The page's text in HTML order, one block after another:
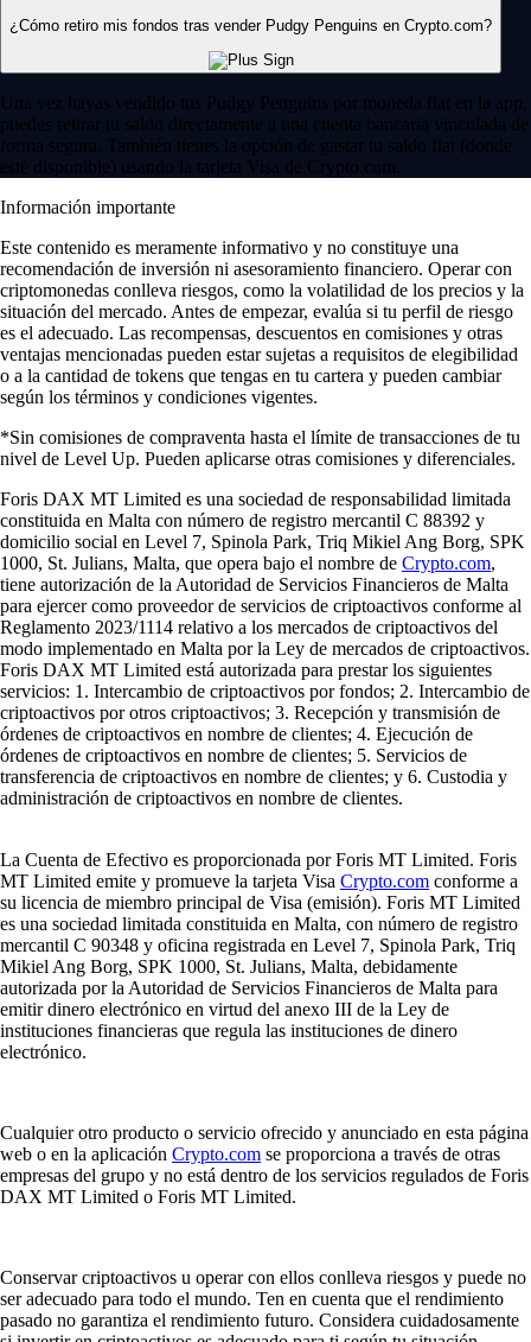
¿Cómo retiro mis fondos tras vender Pudgy Penguins en Crypto.com?
Una vez hayas vendido tus Pudgy Penguins por moneda fiat en la app,
puedes retirar tu saldo directamente a una cuenta bancaria vinculada de
forma segura. También tienes la opción de gastar tu saldo fiat (donde
esté disponible) usando la tarjeta Visa de Crypto.com.
Información importante
Este contenido es meramente informativo y no constituye una
recomendación de inversión ni asesoramiento financiero. Operar con
criptomonedas conlleva riesgos, como la volatilidad de los precios y la
situación del mercado. Antes de empezar, evalúa si tu perfil de riesgo
es el adecuado. Las recompensas, descuentos en comisiones y otras
ventajas mencionadas pueden estar sujetas a requisitos de elegibilidad
o a la cantidad de tokens que tengas en tu cartera y pueden cambiar
según los términos y condiciones vigentes.
*Sin comisiones de compraventa hasta el límite de transacciones de tu
nivel de Level Up. Pueden aplicarse otras comisiones y diferenciales.
Foris DAX MT Limited es una sociedad de responsabilidad limitada
constituida en Malta con número de registro mercantil C 88392 y
domicilio social en Level 7, Spinola Park, Triq Mikiel Ang Borg, SPK
1000, St. Julians, Malta, que opera bajo el nombre de Crypto.com,
tiene autorización de la Autoridad de Servicios Financieros de Malta
para ejercer como proveedor de servicios de criptoactivos conforme al
Reglamento 2023/1114 relativo a los mercados de criptoactivos del
modo implementado en Malta por la Ley de mercados de criptoactivos.
Foris DAX MT Limited está autorizada para prestar los siguientes
servicios: 1. Intercambio de criptoactivos por fondos; 2. Intercambio de
criptoactivos por otros criptoactivos; 3. Recepción y transmisión de
órdenes de criptoactivos en nombre de clientes; 4. Ejecución de
órdenes de criptoactivos en nombre de clientes; 5. Servicios de
transferencia de criptoactivos en nombre de clientes; y 6. Custodia y
administración de criptoactivos en nombre de clientes.
La Cuenta de Efectivo es proporcionada por Foris MT Limited. Foris
MT Limited emite y promueve la tarjeta Visa Crypto.com conforme a
su licencia de miembro principal de Visa (emisión). Foris MT Limited
es una sociedad limitada constituida en Malta, con número de registro
mercantil C 90348 y oficina registrada en Level 7, Spinola Park, Triq
Mikiel Ang Borg, SPK 1000, St. Julians, Malta, debidamente
autorizada por la Autoridad de Servicios Financieros de Malta para
emitir dinero electrónico en virtud del anexo III de la Ley de
instituciones financieras que regula las instituciones de dinero
electrónico.
Cualquier otro producto o servicio ofrecido y anunciado en esta página
web o en la aplicación Crypto.com se proporciona a través de otras
empresas del grupo y no está dentro de los servicios regulados de Foris
DAX MT Limited o Foris MT Limited.
Conservar criptoactivos u operar con ellos conlleva riesgos y puede no
ser adecuado para todo el mundo. Ten en cuenta que el rendimiento
pasado no garantiza el rendimiento futuro. Considera cuidadosamente